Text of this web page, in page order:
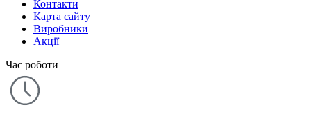
Контакти
Карта сайту
Виробники
Акції
Час роботи